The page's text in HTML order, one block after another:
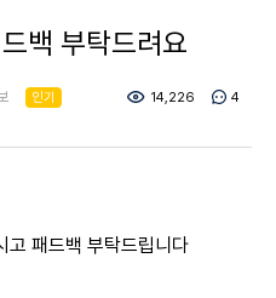
백 부탁드려요
인기 14,226 4
고 패드백 부탁드립니다